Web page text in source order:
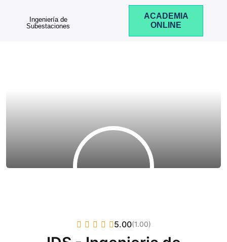
Ingeniería de
Subestaciones
ACADEMIA
ONLINE
5.00(1.00)